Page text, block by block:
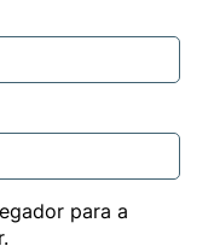
para a